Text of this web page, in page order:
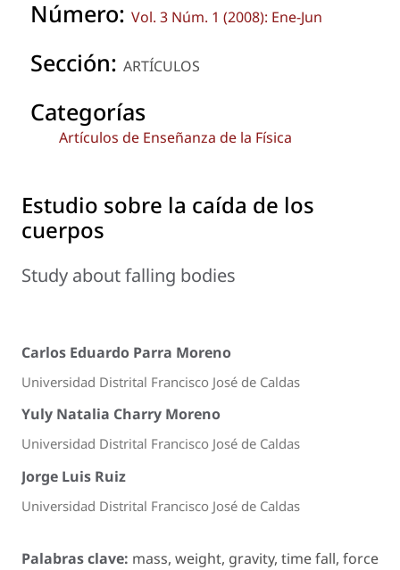
Número: Vol. 3 Núm. 1 (2008): Ene-Jun
Sección: ARTÍCULOS
Categorías
Artículos de Enseñanza de la Física
Estudio sobre la caída de los
cuerpos
Study about falling bodies
Carlos Eduardo Parra Moreno
Universidad Distrital Francisco José de Caldas
Yuly Natalia Charry Moreno
Universidad Distrital Francisco José de Caldas
Jorge Luis Ruiz
Universidad Distrital Francisco José de Caldas
Palabras clave: mass, weight, gravity, time fall, force